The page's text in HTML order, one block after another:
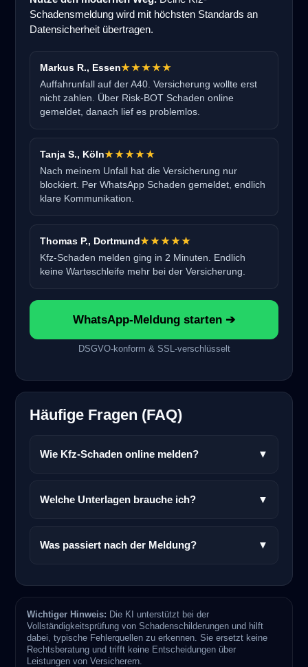
Schadensmeldung wird mit höchsten Standards an
Datensicherheit übertragen.
Markus R., Essen★★★★★
Auffahrunfall auf der A40. Versicherung wollte erst
nicht zahlen. Über Risk-BOT Schaden online
gemeldet, danach lief es problemlos.
Tanja S., Köln★★★★★
Nach meinem Unfall hat die Versicherung nur
blockiert. Per WhatsApp Schaden gemeldet, endlich
klare Kommunikation.
Thomas P., Dortmund★★★★★
Kfz-Schaden melden ging in 2 Minuten. Endlich
keine Warteschleife mehr bei der Versicherung.
WhatsApp-Meldung starten ➔
DSGVO-konform & SSL-verschlüsselt
Häufige Fragen (FAQ)
Wie Kfz-Schaden online melden? ▼
Welche Unterlagen brauche ich? ▼
Was passiert nach der Meldung? ▼
Wichtiger Hinweis: Die KI unterstützt bei der
Vollständigkeitsprüfung von Schadenschilderungen und hilft
dabei, typische Fehlerquellen zu erkennen. Sie ersetzt keine
Rechtsberatung und trifft keine Entscheidungen über
Leistungen von Versicherern.